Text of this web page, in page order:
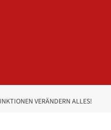
VERÄNDERN ALLES!